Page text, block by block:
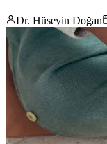
Dr. Hüseyin Doğan